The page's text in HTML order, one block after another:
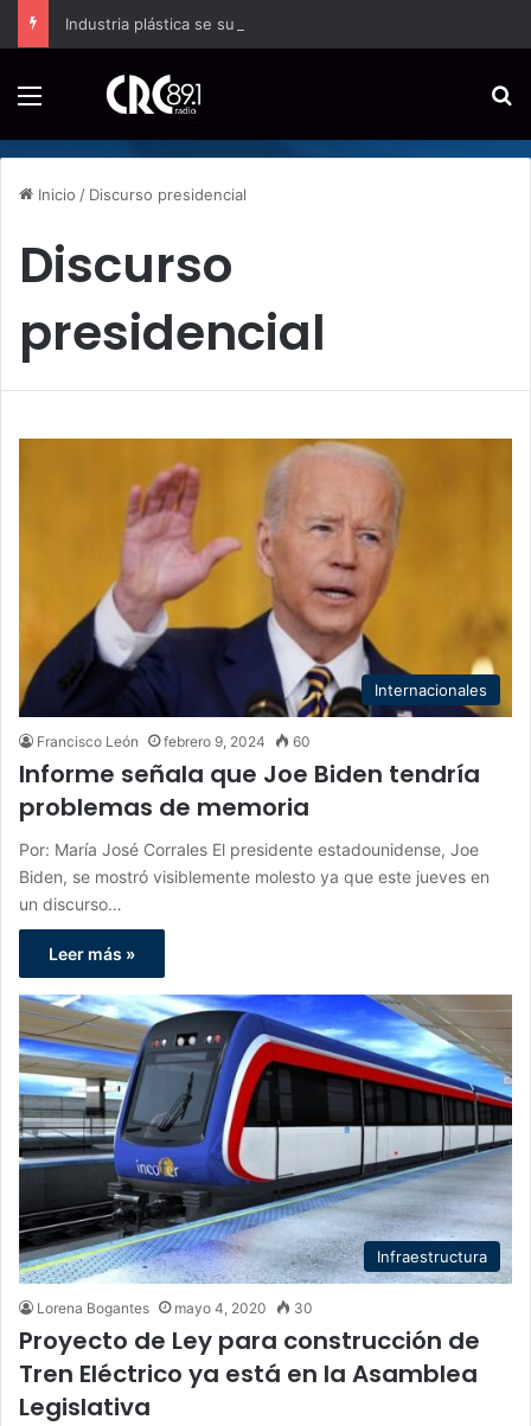
Industria plástica se suma a la economía circular
Inicio / Discurso presidencial
Discurso
presidencial
Internacionales
Francisco León febrero 9, 2024 60
Informe señala que Joe Biden tendría
problemas de memoria
Por: María José Corrales El presidente estadounidense, Joe
Biden, se mostró visiblemente molesto ya que este jueves en
un discurso…
Leer más »
Infraestructura
Lorena Bogantes mayo 4, 2020 30
Proyecto de Ley para construcción de
Tren Eléctrico ya está en la Asamblea
Legislativa